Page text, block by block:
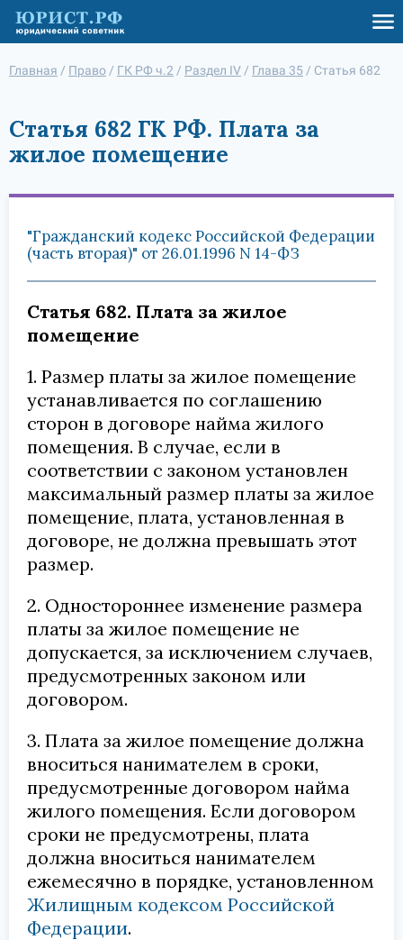
Главная / Право / ГК РФ ч.2 / Раздел IV / Глава 35 / Статья 682
Статья 682 ГК РФ. Плата за
жилое помещение
"Гражданский кодекс Российской Федерации
(часть вторая)" от 26.01.1996 N 14-ФЗ
Статья 682. Плата за жилое
помещение
1. Размер платы за жилое помещение
устанавливается по соглашению
сторон в договоре найма жилого
помещения. В случае, если в
соответствии с законом установлен
максимальный размер платы за жилое
помещение, плата, установленная в
договоре, не должна превышать этот
размер.
2. Одностороннее изменение размера
платы за жилое помещение не
допускается, за исключением случаев,
предусмотренных законом или
договором.
3. Плата за жилое помещение должна
вноситься нанимателем в сроки,
предусмотренные договором найма
жилого помещения. Если договором
сроки не предусмотрены, плата
должна вноситься нанимателем
ежемесячно в порядке, установленном
Жилищным кодексом Российской
Федерации.